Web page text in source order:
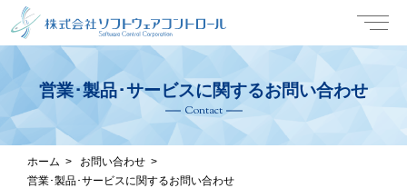
営業･製品･サービスに関するお問い合わせ
Contact
ホーム
お問い合わせ
営業･製品･サービスに関するお問い合わせ